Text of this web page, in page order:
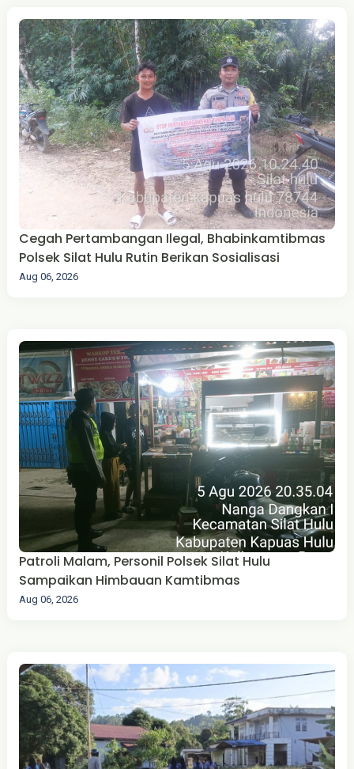
Cegah Pertambangan Ilegal, Bhabinkamtibmas
Polsek Silat Hulu Rutin Berikan Sosialisasi
Aug 06, 2026
Patroli Malam, Personil Polsek Silat Hulu
Sampaikan Himbauan Kamtibmas
Aug 06, 2026